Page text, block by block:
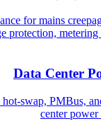
for mains
protection, metering
Data Center
hot-swap, PMBus,
center